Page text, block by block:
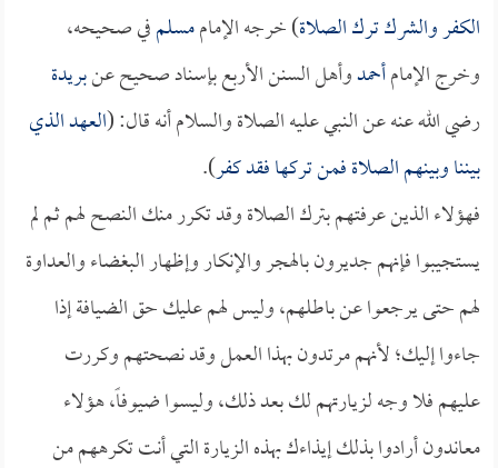
الكفر والشرك ترك الصلاة) خرجه الإماممسلمفي صحيحه،
وخرج الإمامأحمدوأهل السنن الأربع بإسناد صحيح عنبريدة
رضي الله عنه عن النبي عليه الصلاة والسلام أنه قال: (العهد الذي
بيننا وبينهم الصلاة فمن تركها فقد كفر).
فهؤلاء الذين عرفتهم بترك الصلاة وقد تكرر منك النصح لهم ثم لم
يستجيبوا فإنهم جديرون بالهجر والإنكار وإظهار البغضاء والعداوة
لهم حتى يرجعوا عن باطلهم، وليس لهم عليك حق الضيافة إذا
جاءوا إليك؛ لأنهم مرتدون بهذا العمل وقد نصحتهم وكررت
عليهم فلا وجه لزيارتهم لك بعد ذلك، وليسوا ضيوفاً، هؤلاء
معاندون أرادوا بذلك إيذاءك بهذه الزيارة التي أنت تكرههم من